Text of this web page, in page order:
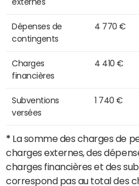
externes
Dépenses de
contingents
4 770 €
Charges
financières
4 410 €
Subventions
versées
1 740 €
* La somme des charges de
charges externes, des
charges financières et des
correspond pas au total des